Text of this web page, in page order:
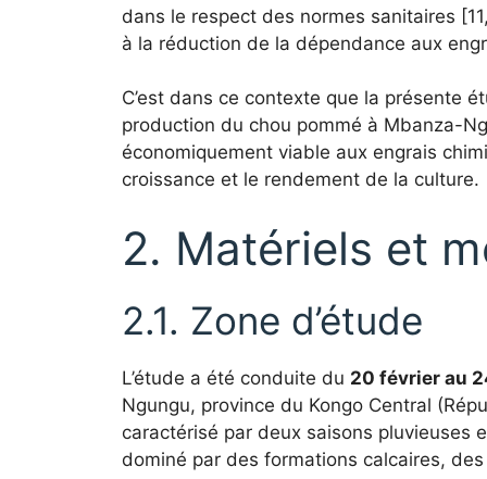
dans le respect des normes sanitaires
à la réduction de la dépendance aux
C’est dans ce contexte que la présente
production du chou pommé à Mbanza-
économiquement viable aux engrais
croissance et le rendement de la culture.
2. Matériels et
2.1. Zone d’étude
L’étude a été conduite du 20 février au
Ngungu, province du Kongo Central
caractérisé par deux saisons pluvieuses
dominé par des formations calcaires,